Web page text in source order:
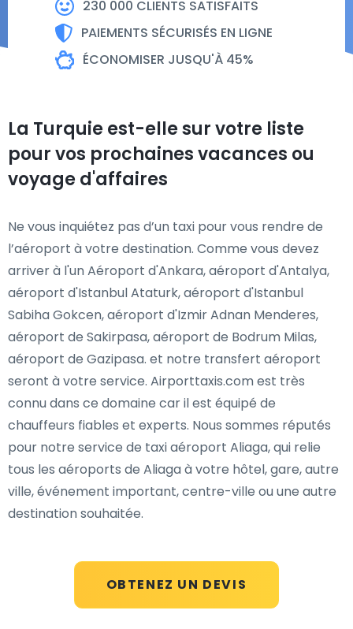
230 000 CLIENTS SATISFAITS
PAIEMENTS SÉCURISÉS EN LIGNE
ÉCONOMISER JUSQU'À 45%
OBTENEZ UN DEVIS
La Turquie est-elle sur votre liste
pour vos prochaines vacances ou
voyage d'affaires
Ne vous inquiétez pas d’un taxi pour vous rendre de
l’aéroport à votre destination. Comme vous devez
arriver à l'un Aéroport d'Ankara, aéroport d'Antalya,
aéroport d'Istanbul Ataturk, aéroport d'Istanbul
Sabiha Gokcen, aéroport d'Izmir Adnan Menderes,
aéroport de Sakirpasa, aéroport de Bodrum Milas,
aéroport de Gazipasa. et notre transfert aéroport
seront à votre service. Airporttaxis.com est très
connu dans ce domaine car il est équipé de
chauffeurs fiables et experts. Nous sommes réputés
pour notre service de taxi aéroport Aliaga, qui relie
tous les aéroports de Aliaga à votre hôtel, gare, autre
ville, événement important, centre-ville ou une autre
destination souhaitée.